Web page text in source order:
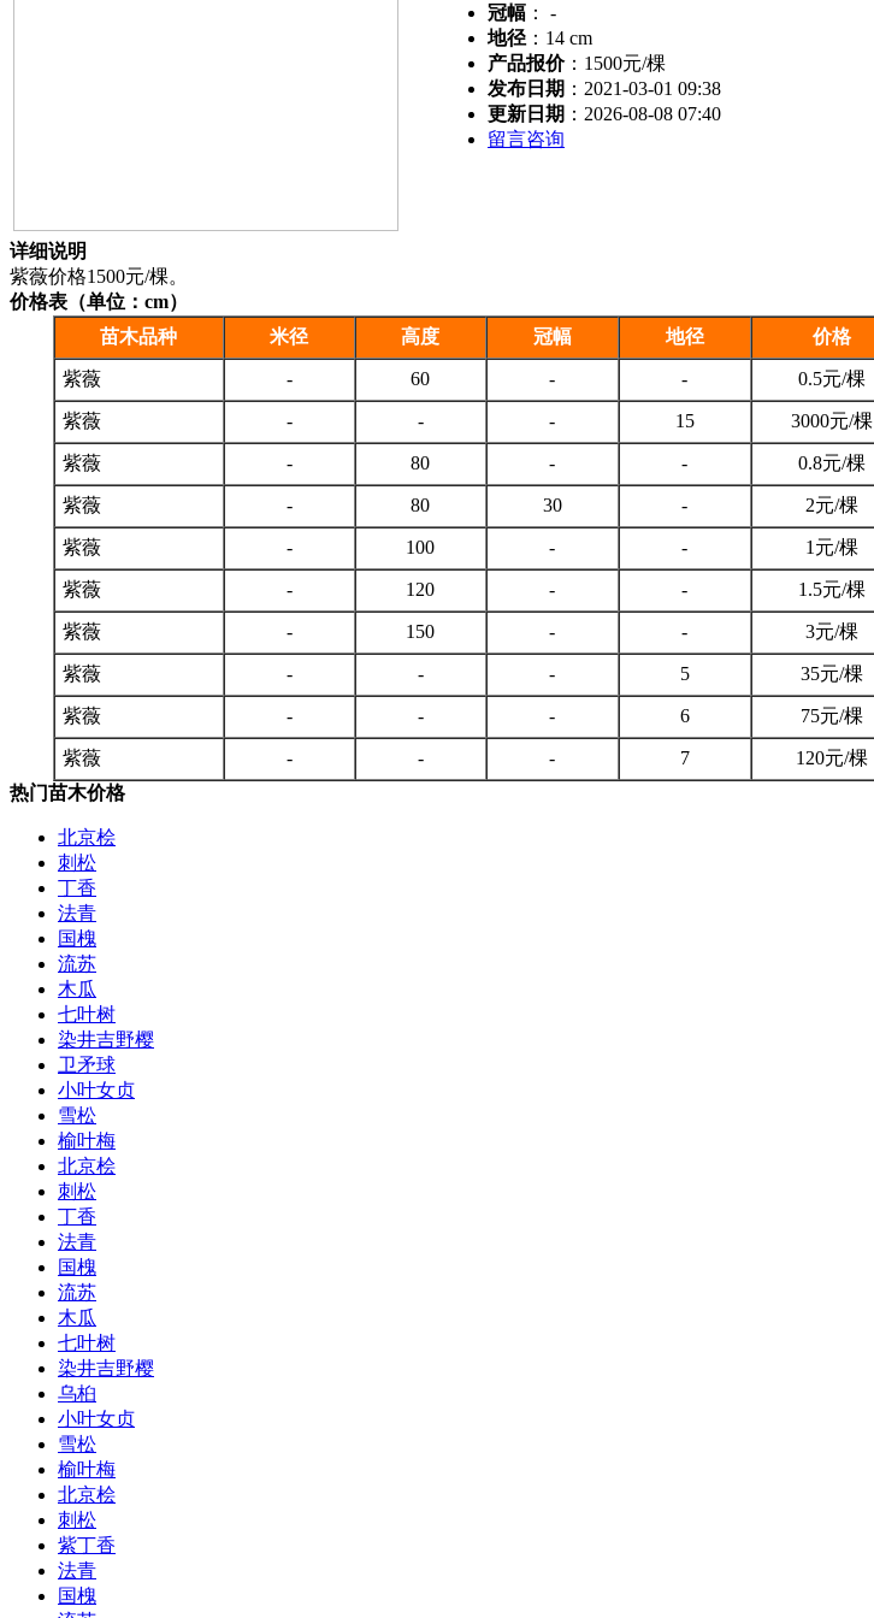
冠幅 ：
-
地径 ： 14 cm
产品报价： 1500元/棵
发布日期 ：2021-03-01 09:38
更新日期 ：2026-08-08 07:40
留言咨询
详细说明
紫薇价格1500元/棵。
价格表（单位：cm）
苗木品种
米径 高度 冠幅 地径 价格
紫薇 - 60 - - 0.5元/棵
紫薇 - - - 15 3000元/棵
紫薇 - 80 - - 0.8元/棵
紫薇 - 80 30 - 2元/棵
紫薇 - 100 - - 1元/棵
紫薇 - 120 - - 1.5元/棵
紫薇 - 150 - - 3元/棵
紫薇 - - - 5 35元/棵
紫薇 - - - 6 75元/棵
紫薇 - - - 7 120元/棵
热门苗木价格
北京桧
刺松
丁香
法青
国槐
流苏
木瓜
七叶树
染井吉野樱
卫矛球
小叶女贞
雪松
榆叶梅
北京桧
刺松
丁香
法青
国槐
流苏
木瓜
七叶树
染井吉野樱
乌桕
小叶女贞
雪松
榆叶梅
北京桧
刺松
紫丁香
法青
国槐